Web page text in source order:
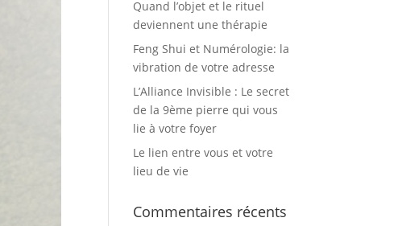
Quand l’objet et le rituel
deviennent une thérapie
Feng Shui et Numérologie: la
vibration de votre adresse
L’Alliance Invisible : Le secret
de la 9ème pierre qui vous
lie à votre foyer
Le lien entre vous et votre
lieu de vie
Commentaires récents